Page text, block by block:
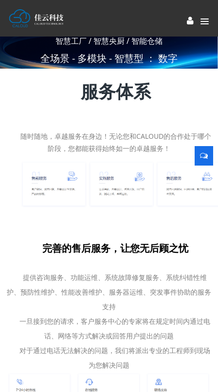
智慧工厂 / 智慧央厨 / 智能仓储
全场景 - 多模块 - 智慧型 ： 数字
服务体系
随时随地，卓越服务在身边！无论您和CALOUD的合作处于哪个
阶段，您都能获得始终如一的卓越服务！
完善的售后服务，让您无后顾之忧
提供咨询服务、功能运维、系统故障修复服务、系统纠错性维
护、预防性维护、性能改善维护、服务器运维、突发事件协助的服务
支持
一旦接到您的请求，客户服务中心的专家将在规定时间内通过电
话、网络等方式解决或回答用户提出的问题
对于通过电话无法解决的问题，我们将派出专业的工程师到现场
为您解决问题